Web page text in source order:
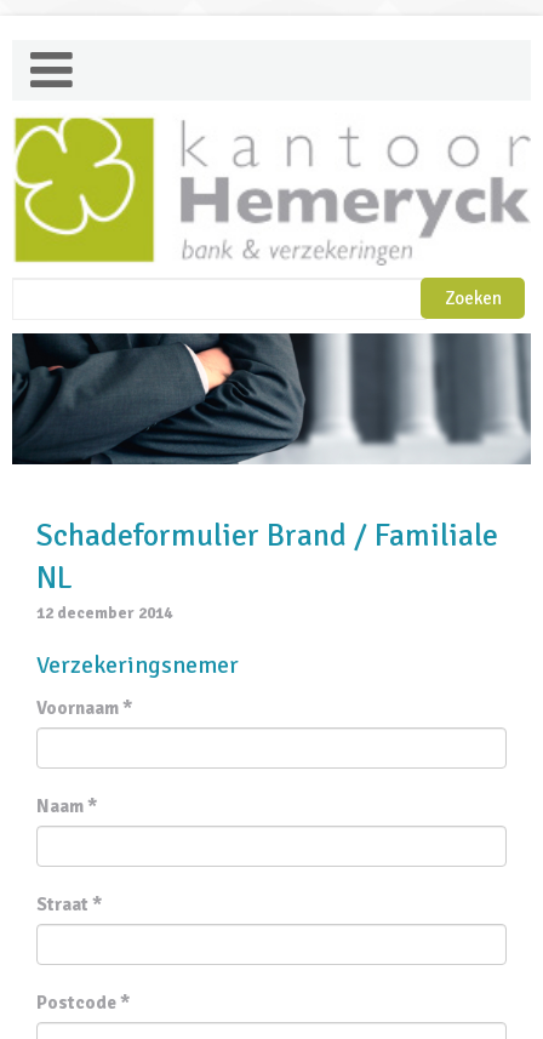
Schadeformulier Brand / Familiale
NL
12 december 2014
Verzekeringsnemer
Voornaam *
Naam *
Straat *
Postcode *